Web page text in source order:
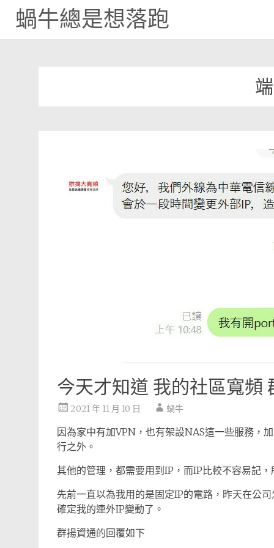
蝸牛總是想落跑
今天才知道 我的社區寬頻
2021 年 11 月 10 日 蝸牛
因為家中有加VPN，也有架設NAS這一些服務，
行之外。
其他的管理，都需要用到IP，而IP比較不容易記
先前一直以為我用的是固定IP的電路，昨天在公
確定我的連外IP變動了。
群揚資通的回覆如下